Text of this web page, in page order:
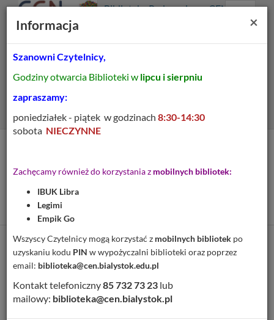
główne
główna
Prolib
główna
Biblioteka Pedagogiczna CEN
Menu
poradnik dyrektora
przedszkola i szkoły
Cytuj
Dodaj na Twoją półkę
Szczegóły MARC 21 Pozycje składowe
×
Informacja
Szanowni Czytelnicy,
Godziny otwarcia Biblioteki w lipcu i sierpniu
zapraszamy:
poniedziałek - piątek w godzinach 8:30-14:30
sobota NIECZYNNE
Zachęcamy również do korzystania z mobilnych bibliotek:
IBUK Libra
Legimi
Empik Go
Wszyscy Czytelnicy mogą korzystać z mobilnych bibliotek po
uzyskaniu kodu PIN w wypożyczalni biblioteki oraz poprzez
email: biblioteka@cen.bialystok.edu.pl
Kontakt telefoniczny85 732 73 23 lub
mailowy: biblioteka@cen.bialystok.pl